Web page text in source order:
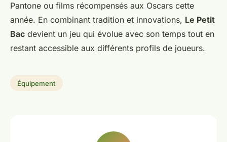
Pantone ou films récompensés aux Oscars cette
année. En combinant tradition et innovations, Le Petit
Bac devient un jeu qui évolue avec son temps tout en
restant accessible aux différents profils de joueurs.
Équipement